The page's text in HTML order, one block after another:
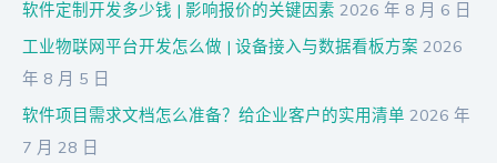
软件定制开发多少钱 | 影响报价的关键因素 2026 年 8 月 6 日
工业物联网平台开发怎么做 | 设备接入与数据看板方案 2026
年 8 月 5 日
软件项目需求文档怎么准备？给企业客户的实用清单 2026 年
7 月 28 日